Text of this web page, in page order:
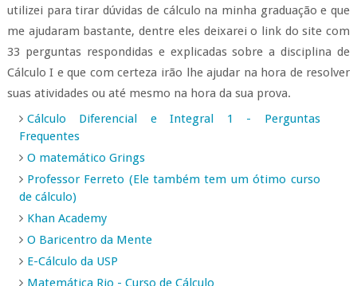
utilizei para tirar dúvidas de cálculo na minha graduação e que
me ajudaram bastante, dentre eles deixarei o link do sitecom
33 perguntas respondidas e explicadas sobre a disciplina de
Cálculo I e que com certeza irão lhe ajudar na hora de resolver
suas atividades ou até mesmo na hora da sua prova.
Cálculo Diferencial e Integral 1 - Perguntas
Frequentes
O matemático Grings
Professor Ferreto (Ele também tem um ótimo curso
de cálculo)
Khan Academy
O Baricentro da Mente
E-Cálculo da USP
Matemática Rio - Curso de Cálculo